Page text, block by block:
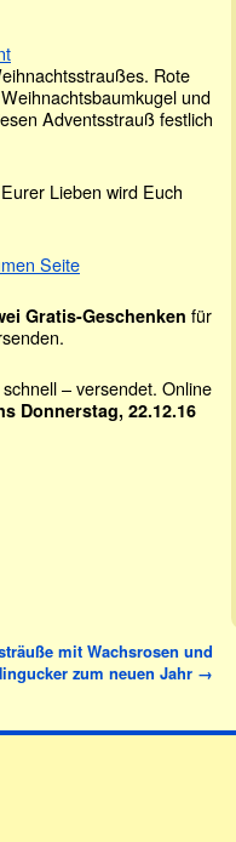
Rote
und
Adventsstrauß festlich
Lieben wird Euch
Seite
Gratis-Geschenken für
– versendet. Online
Donnerstag, 22.12.16
mit Wachsrosen und
zum neuen Jahr →